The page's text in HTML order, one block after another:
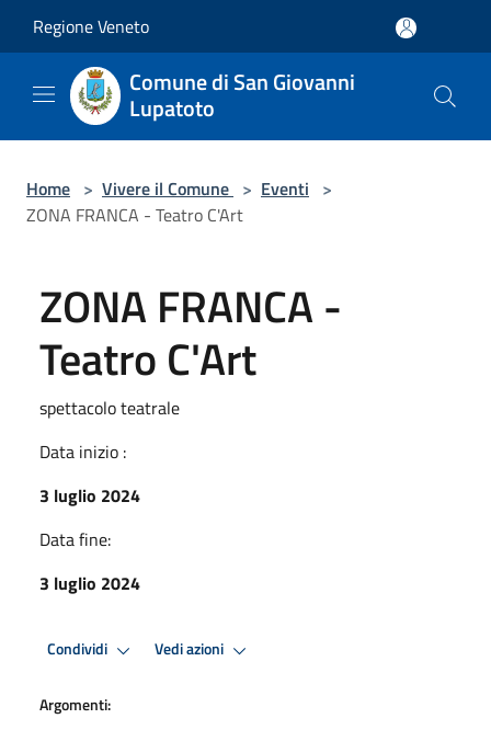
Regione Veneto
Comune di San Giovanni
Lupatoto
Home > Vivere il Comune > Eventi >
ZONA FRANCA - Teatro C'Art
ZONA FRANCA -
Teatro C'Art
spettacolo teatrale
Data inizio :
3 luglio 2024
Data fine:
3 luglio 2024
Condividi Vedi azioni
Argomenti: